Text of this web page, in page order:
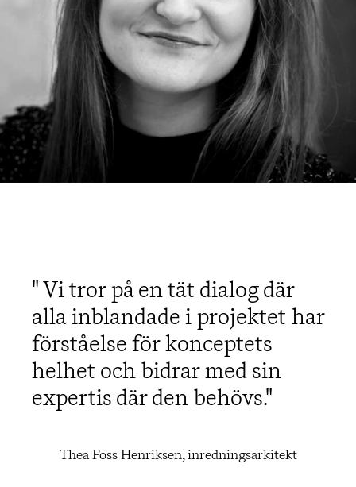
Vi tror på en tät dialog där
alla inblandade i projektet har
förståelse för konceptets
helhet och bidrar med sin
expertis där den behövs.
Thea Foss Henriksen, inredningsarkitekt